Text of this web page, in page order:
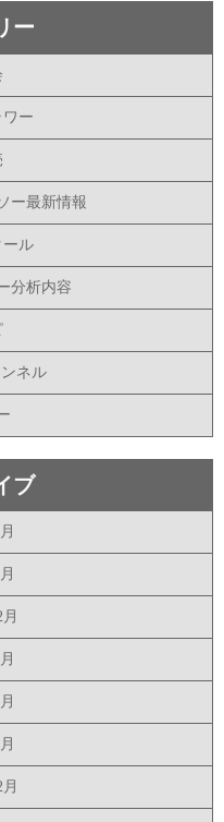
ー
ー
ー最新情報
ール
分析内容
ネル
ブ